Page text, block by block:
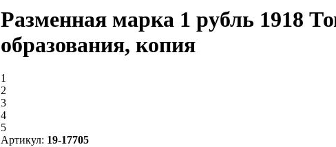
Разменная марка 1 рубль 1918
образования, копия
1
2
3
4
5
Артикул: 19-17705